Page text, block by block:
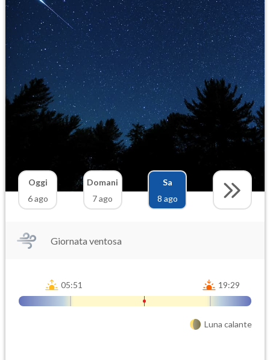
Oggi
6 ago
Domani
7 ago
Sa
8 ago
Giornata ventosa
05:51 19:29
Luna calante